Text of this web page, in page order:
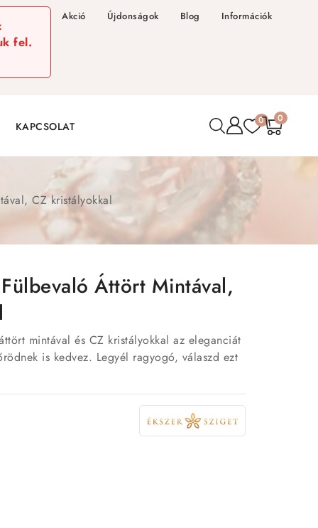
fel.
Akció Újdonságok Blog Információk
KAPCSOLAT 0 0
CZ kristályokkal
Áttört Mintával,
mintával és CZ kristályokkal az eleganciát
is kedvez. Legyél ragyogó, válaszd ezt